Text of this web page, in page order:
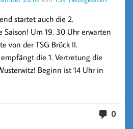
startet auch die 2.
Um 19. 30 Uhr erwarten
von der TSG Brück II.
die 1. Vertretung die
Beginn ist 14 Uhr in
0